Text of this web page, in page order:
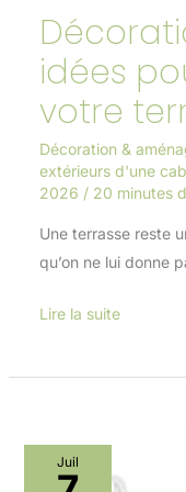
idées
votre
Décoration &
extérieurs d'une
2026 / 20 minutes
Une terrasse reste
qu’on ne lui donne
Lire la suite
Juil
Test